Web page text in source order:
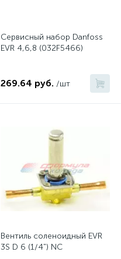
Сервисный набор Danfoss
EVR 4,6,8 (032F5466)
269.64 руб. /шт
Вентиль соленоидный EVR
3S D 6 (1/4") NC